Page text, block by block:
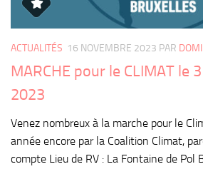
ACTUALITÉS 16 NOVEMBRE 2023 PAR
MARCHE pour le CLIMAT le
2023
Venez nombreux à la marche pour le
année encore par la Coalition Climat,
compte Lieu de RV : La Fontaine de Pol